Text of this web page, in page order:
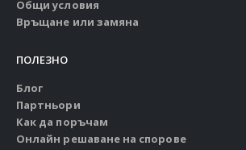
Общи условия
Връщане или замяна
ПОЛЕЗНО
Блог
Партньори
Как да поръчам
Онлайн решаване на спорове